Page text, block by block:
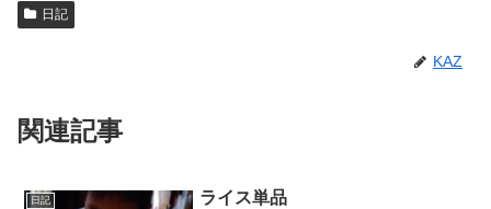
日記
KAZ
関連記事
日記 ライス単品